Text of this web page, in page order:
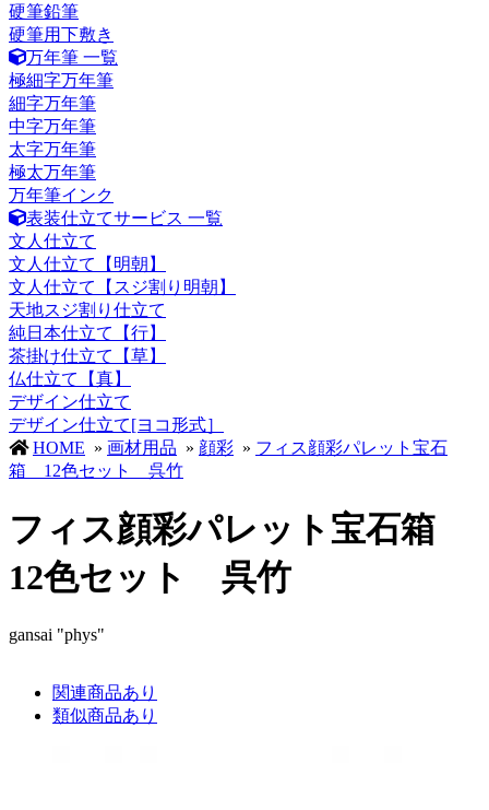
硬筆鉛筆
硬筆用下敷き
万年筆 一覧
極細字万年筆
細字万年筆
中字万年筆
太字万年筆
極太万年筆
万年筆インク
表装仕立てサービス 一覧
文人仕立て
文人仕立て【明朝】
文人仕立て【スジ割り明朝】
天地スジ割り仕立て
純日本仕立て【行】
茶掛け仕立て【草】
仏仕立て【真】
デザイン仕立て
デザイン仕立て[ヨコ形式］
HOME » 画材用品 » 顔彩 » フィス顔彩パレット宝石
箱 12色セット 呉竹
フィス顔彩パレット宝石箱
12色セット 呉竹
gansai "phys"
関連商品あり
類似商品あり